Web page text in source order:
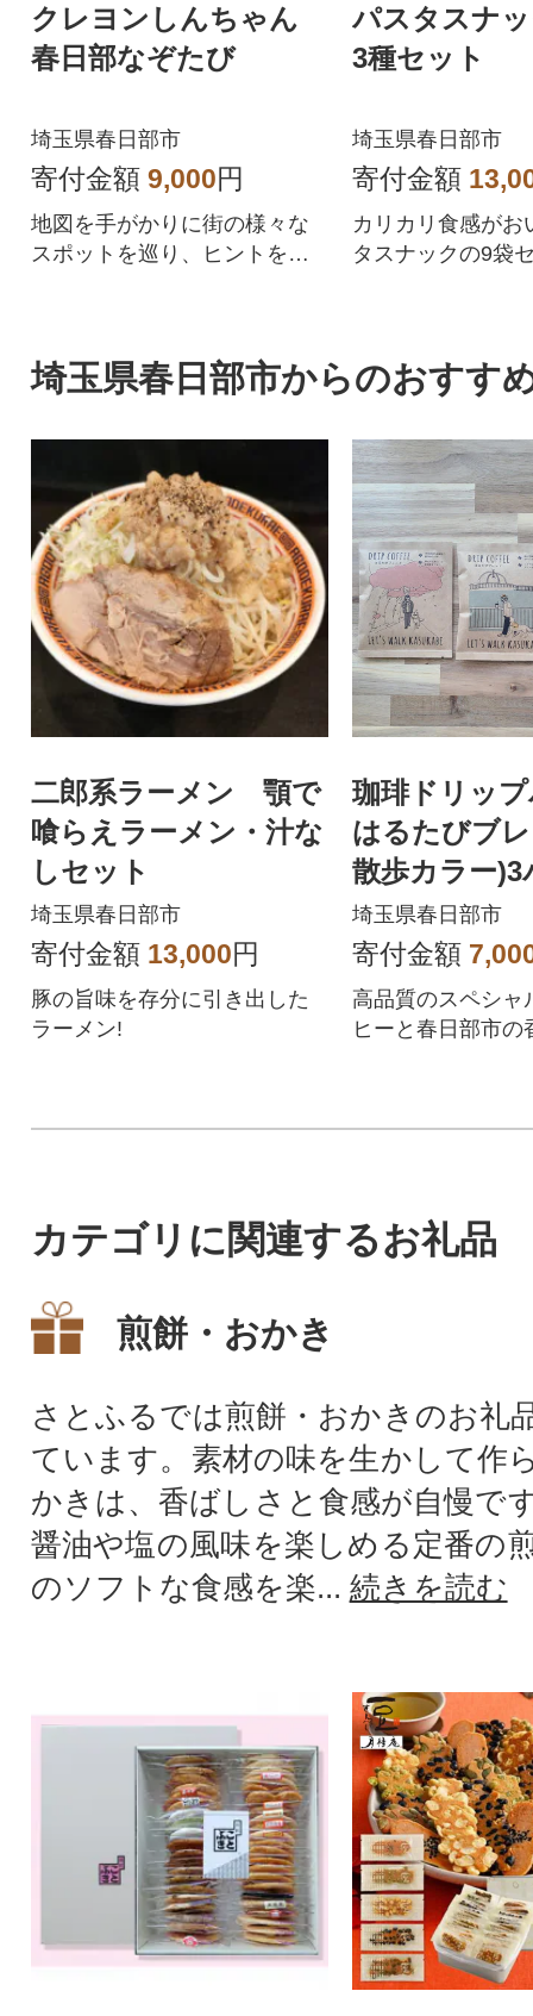
クレヨンしんちゃん
春日部なぞたび
埼玉県春日部市
寄付金額 9,000円
地図を手がかりに街の様々な
スポットを巡り、ヒントを探
パスタスナ
3種セット
埼玉県春日部市
寄付金額
カリカリ食感がお
タスナックの9袋
埼玉県春日部市からのおすす
二郎系ラーメン 顎で
喰らえラーメン・汁な
しセット
埼玉県春日部市
寄付金額 13,000円
豚の旨味を存分に引き出した
ラーメン!
珈琲ドリッ
はるたびブ
散歩カラー)3
埼玉県春日部市
寄付金額
高品質のスペシャ
ヒーと春日部市の
カテゴリに関連するお礼品
煎餅・おかき
さとふるでは煎餅・おかきのお礼
ています。素材の味を生かして作
かきは、香ばしさと食感が自慢で
醤油や塩の風味を楽しめる定番の
のソフトな食感を楽... 続きを読む